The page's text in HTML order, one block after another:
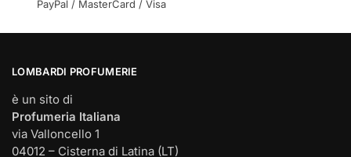
PayPal / MasterCard / Visa
LOMBARDI PROFUMERIE
è un sito di
Profumeria Italiana
via Valloncello 1
04012 – Cisterna di Latina (LT)